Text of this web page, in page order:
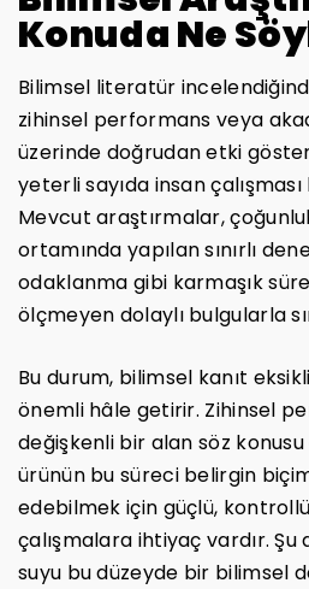
Konuda Ne
Bilimsel literatür
zihinsel performans veya
üzerinde doğrudan etki
yeterli sayıda insan
Mevcut araştırmalar,
ortamında yapılan sınırlı
odaklanma gibi karmaşık
ölçmeyen dolaylı bulgularla
Bu durum, bilimsel kanıt
önemli hâle getirir. Zihinsel
değişkenli bir alan söz
ürünün bu süreci belirgin
edebilmek için güçlü,
çalışmalara ihtiyaç vardır. Şu
suyu bu düzeyde bir bilimsel